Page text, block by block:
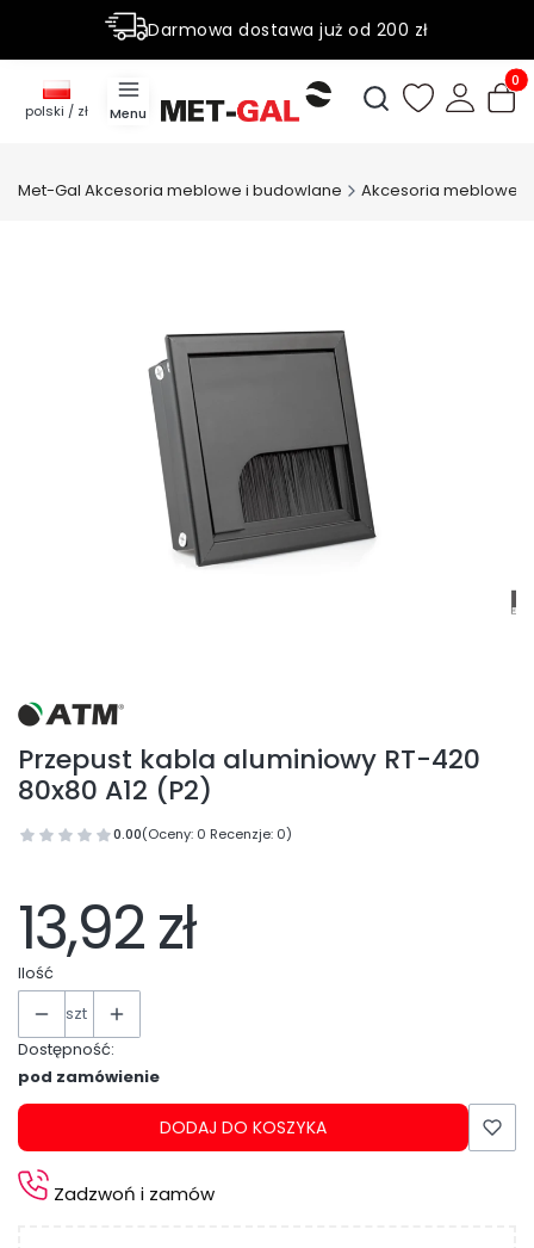
Darmowa dostawa już od 200 zł
Rabaty do 50% na wybrane produky
Menu
Otwórz
polski / zł
Met-Gal Akcesoria meblowe i budowlane Akcesoria meblowe
Przepust kabla aluminiowy RT-420
80x80 A12 (P2)
0.00(Oceny: 0 Recenzje: 0)
13,92 zł
Ilość
szt
Dostępność:
pod zamówienie
DODAJ DO KOSZYKA
Zadzwoń i zamów